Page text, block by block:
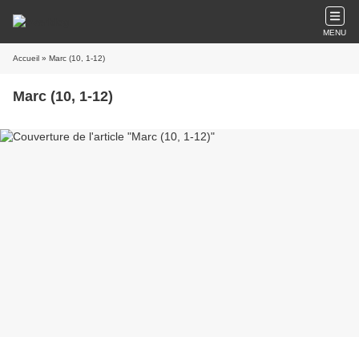
MENU
Accueil » Marc (10, 1-12)
Marc (10, 1-12)